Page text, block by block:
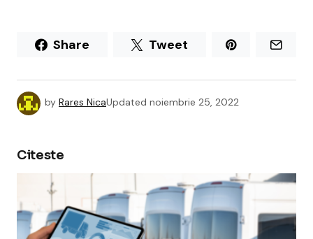
Share Tweet
by Rares NicaUpdated noiembrie 25, 2022
Citeste